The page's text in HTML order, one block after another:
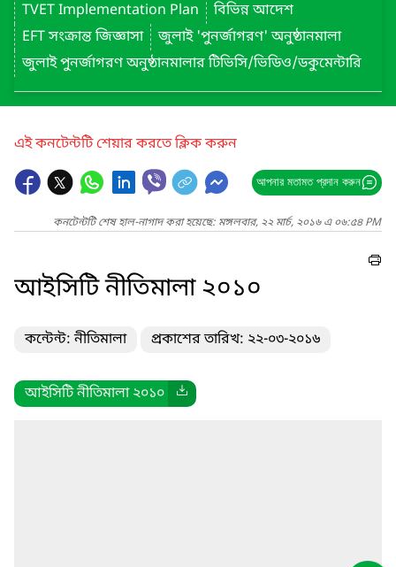
TVET Implementation Plan
বিভিন্ন আদেশ
EFT সংক্রান্ত জিজ্ঞাসা
জুলাই 'পুনর্জাগরণ' অনুষ্ঠানমালা
জুলাই পুনর্জাগরণ অনুষ্ঠানমালার টিভিসি/ভিডিও/ডকুমেন্টারি
এই কনটেন্টটি শেয়ার করতে ক্লিক করুন
আপনার মতামত প্রদান করুন
কনটেন্টটি শেষ হাল-নাগাদ করা হয়েছে: মঙ্গলবার, ২২ মার্চ, ২০১৬ এ ০৬:৫৪ PM
আইসিটি নীতিমালা ২০১০
কন্টেন্ট: নীতিমালা প্রকাশের তারিখ: ২২-০৩-২০১৬
আইসিটি নীতিমালা ২০১০